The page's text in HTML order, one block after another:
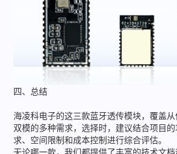
四、总结
海凌科电子的这三款蓝牙透传模块，覆盖
双模的多种需求，选择时，建议结合项目
求、空间限制和成本控制进行综合评估。